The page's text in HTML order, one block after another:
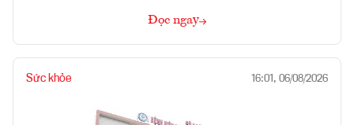
Đọc ngay
Sức khỏe 16:01, 06/08/2026